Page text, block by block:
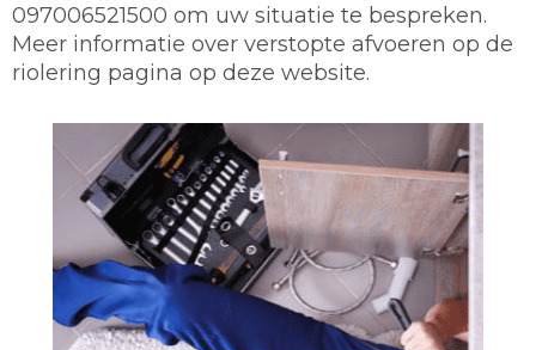
097006521500 om uw situatie te bespreken.
Meer informatie over verstopte afvoeren op de
riolering pagina op deze website.